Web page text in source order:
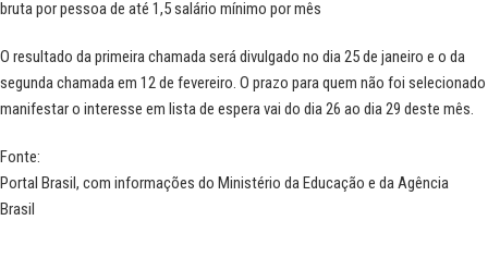
bruta por pessoa de até 1,5 salário mínimo por mês
O resultado da primeira chamada será divulgado no dia 25 de janeiro e o da
segunda chamada em 12 de fevereiro. O prazo para quem não foi selecionado
manifestar o interesse em lista de espera vai do dia 26 ao dia 29 deste mês.
Fonte:
Portal Brasil, com informações do Ministério da Educação e daAgência
Brasil